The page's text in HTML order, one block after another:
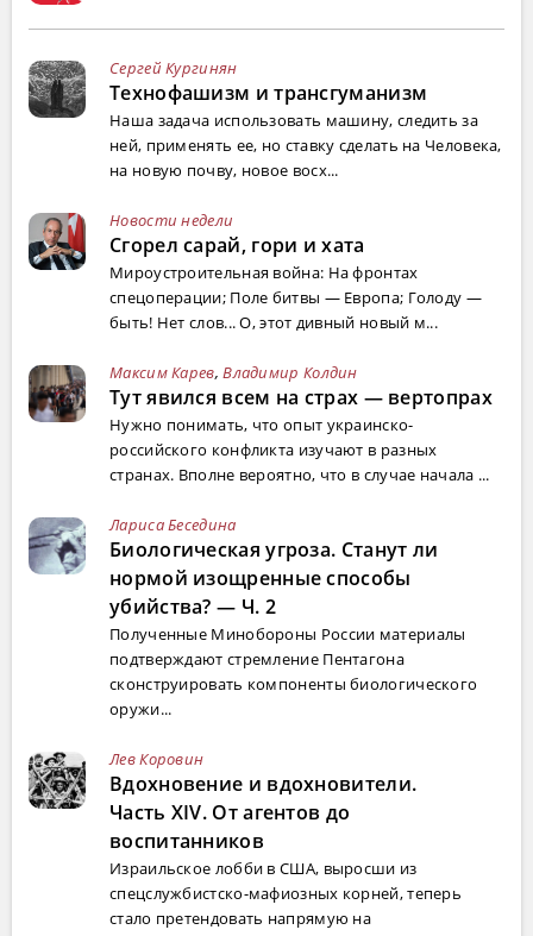
Сергей Кургинян
Технофашизм и трансгуманизм
Наша задача использовать машину, следить за
ней, применять ее, но ставку сделать на Человека,
на новую почву, новое восх...
Новости недели
Сгорел сарай, гори и хата
Мироустроительная война: На фронтах
спецоперации; Поле битвы — Европа; Голоду —
быть! Нет слов... О, этот дивный новый м...
Максим Карев,Владимир Колдин
Тут явился всем на страх — вертопрах
Нужно понимать, что опыт украинско-
российского конфликта изучают в разных
странах. Вполне вероятно, что в случае начала ...
Лариса Беседина
Биологическая угроза. Станут ли
нормой изощренные способы
убийства? — Ч. 2
Полученные Минобороны России материалы
подтверждают стремление Пентагона
сконструировать компоненты биологического
оружи...
Лев Коровин
Вдохновение и вдохновители.
Часть XIV. От агентов до
воспитанников
Израильское лобби в США, выросши из
спецслужбистско-мафиозных корней, теперь
стало претендовать напрямую на